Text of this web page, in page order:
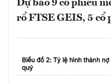
Dự báo 9 cổ phiếu
rổ FTSE GEIS, 5 cổ